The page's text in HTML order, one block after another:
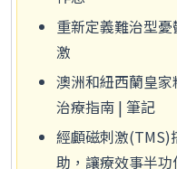
重新定義難治型
激
澳洲和紐西蘭皇
治療指南 | 筆記
經顱磁刺激(TMS)
助，讓療效事半功